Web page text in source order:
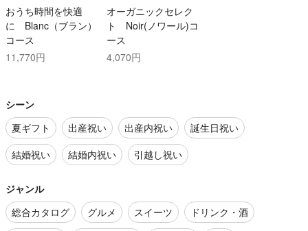
おうち時間を快適
に Blanc（ブラン）
コース
11,770円
オーガニックセレク
ト Noir(ノワール)コ
ース
4,070円
シーン
夏ギフト
出産祝い 出産内祝い
誕生日祝い
結婚祝い
結婚内祝い 引越し祝い
ジャンル
総合カタログ
グルメ スイーツ
ドリンク・酒